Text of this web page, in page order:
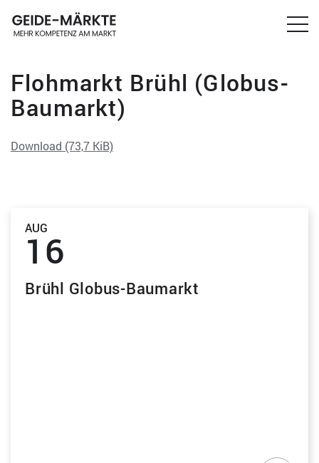
Flohmarkt Brühl (Globus-
Baumarkt)
Download (73,7 KiB)
AUG
16
Brühl Globus-Baumarkt